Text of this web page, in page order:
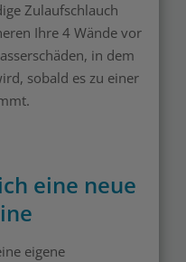
Zulaufschlauch
Ihre 4 Wände vor
in dem
sobald es zu einer
eine neue
eigene